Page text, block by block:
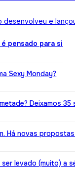
desenvolveu e
pensado para si
Sexy Monday?
Deixamos
Há novas
levado (muito) a